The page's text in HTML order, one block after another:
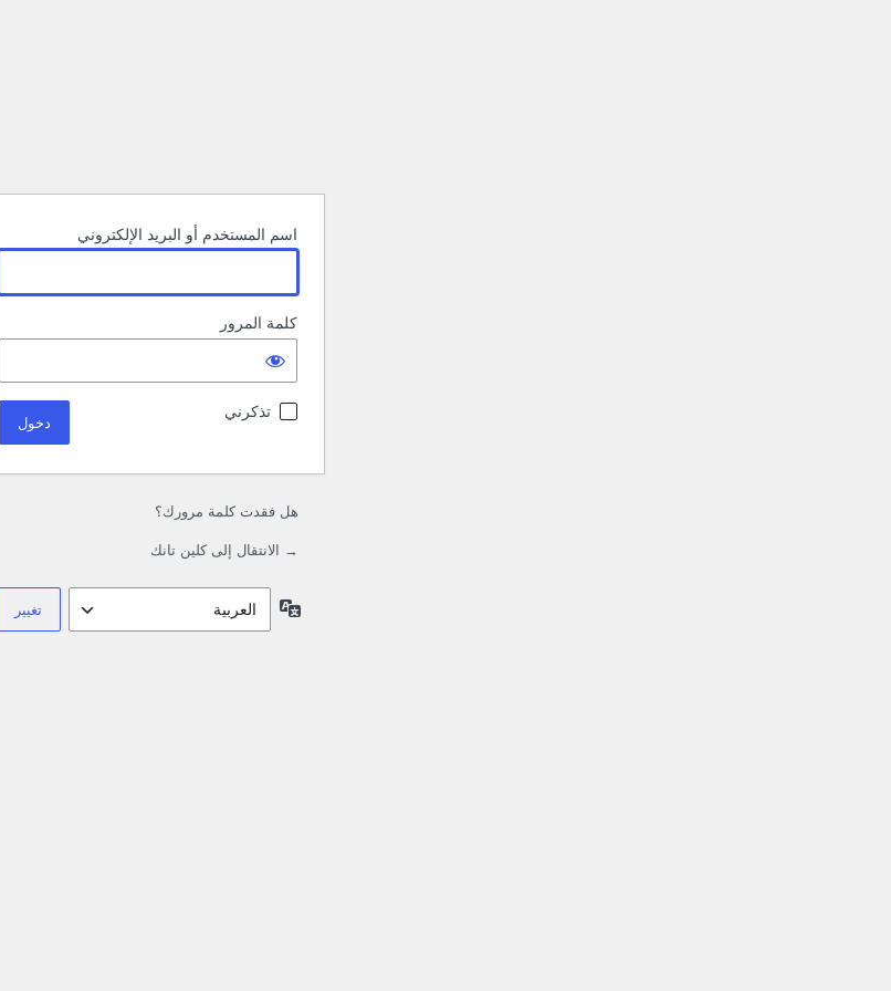
اسم المستخدم أو البريد الإلكتروني
كلمة المرور
تذكرني
هل فقدت كلمة مرورك؟
→ الانتقال إلى كلين تانك
اللغة